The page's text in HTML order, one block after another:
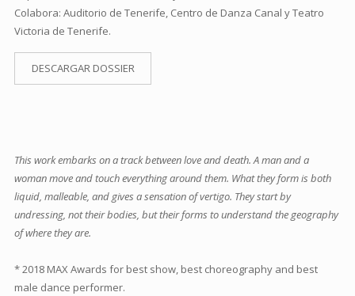
Colabora: Auditorio de Tenerife, Centro de Danza Canal y Teatro
Victoria de Tenerife.
DESCARGAR DOSSIER
This work embarks on a track between love and death. A man and a
woman move and touch everything around them. What they form is both
liquid, malleable, and gives a sensation of vertigo. They start by
undressing, not their bodies, but their forms to understand the geography
of where they are.
* 2018 MAX Awards for best show, best choreography and best
male dance performer.